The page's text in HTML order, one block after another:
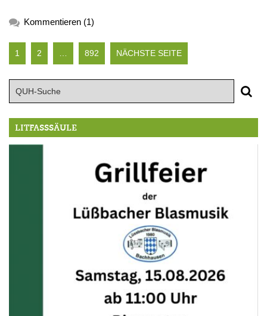
Kommentieren (1)
1 2 892 NÄCHSTE SEITE
LITFASSSÄULE